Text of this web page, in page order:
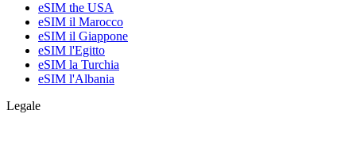
eSIM the USA
eSIM il Marocco
eSIM il Giappone
eSIM l'Egitto
eSIM la Turchia
eSIM l'Albania
Legale